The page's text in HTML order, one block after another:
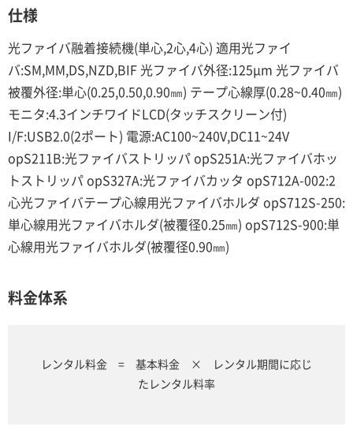
仕様
光ファイバ融着接続機(単心,2心,4心) 適用光ファイ
バ:SM,MM,DS,NZD,BIF 光ファイバ外径:125μm 光ファイバ
被覆外径:単心(0.25,0.50,0.90㎜) テープ心線厚(0.28~0.40㎜)
モニタ:4.3インチワイドLCD(タッチスクリーン付)
I/F:USB2.0(2ポート) 電源:AC100~240V,DC11~24V
opS211B:光ファイバストリッパ opS251A:光ファイバホッ
トストリッパ opS327A:光ファイバカッタ opS712A-002:2
心光ファイバテープ心線用光ファイバホルダ opS712S-250:
単心線用光ファイバホルダ(被覆径0.25㎜) opS712S-900:単
心線用光ファイバホルダ(被覆径0.90㎜)
料金体系
レンタル料金 = 基本料金 × レンタル期間に応じ
たレンタル料率